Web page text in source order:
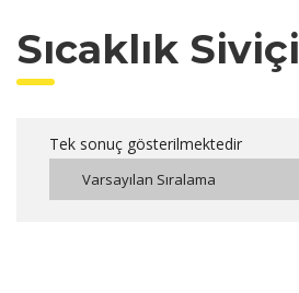
Sıcaklık Siviçi
Tek sonuç gösterilmektedir
Varsayılan Sıralama